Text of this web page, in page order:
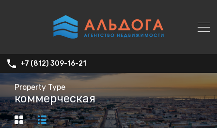
+7 (812) 309-16-21
Property Type
коммерческая